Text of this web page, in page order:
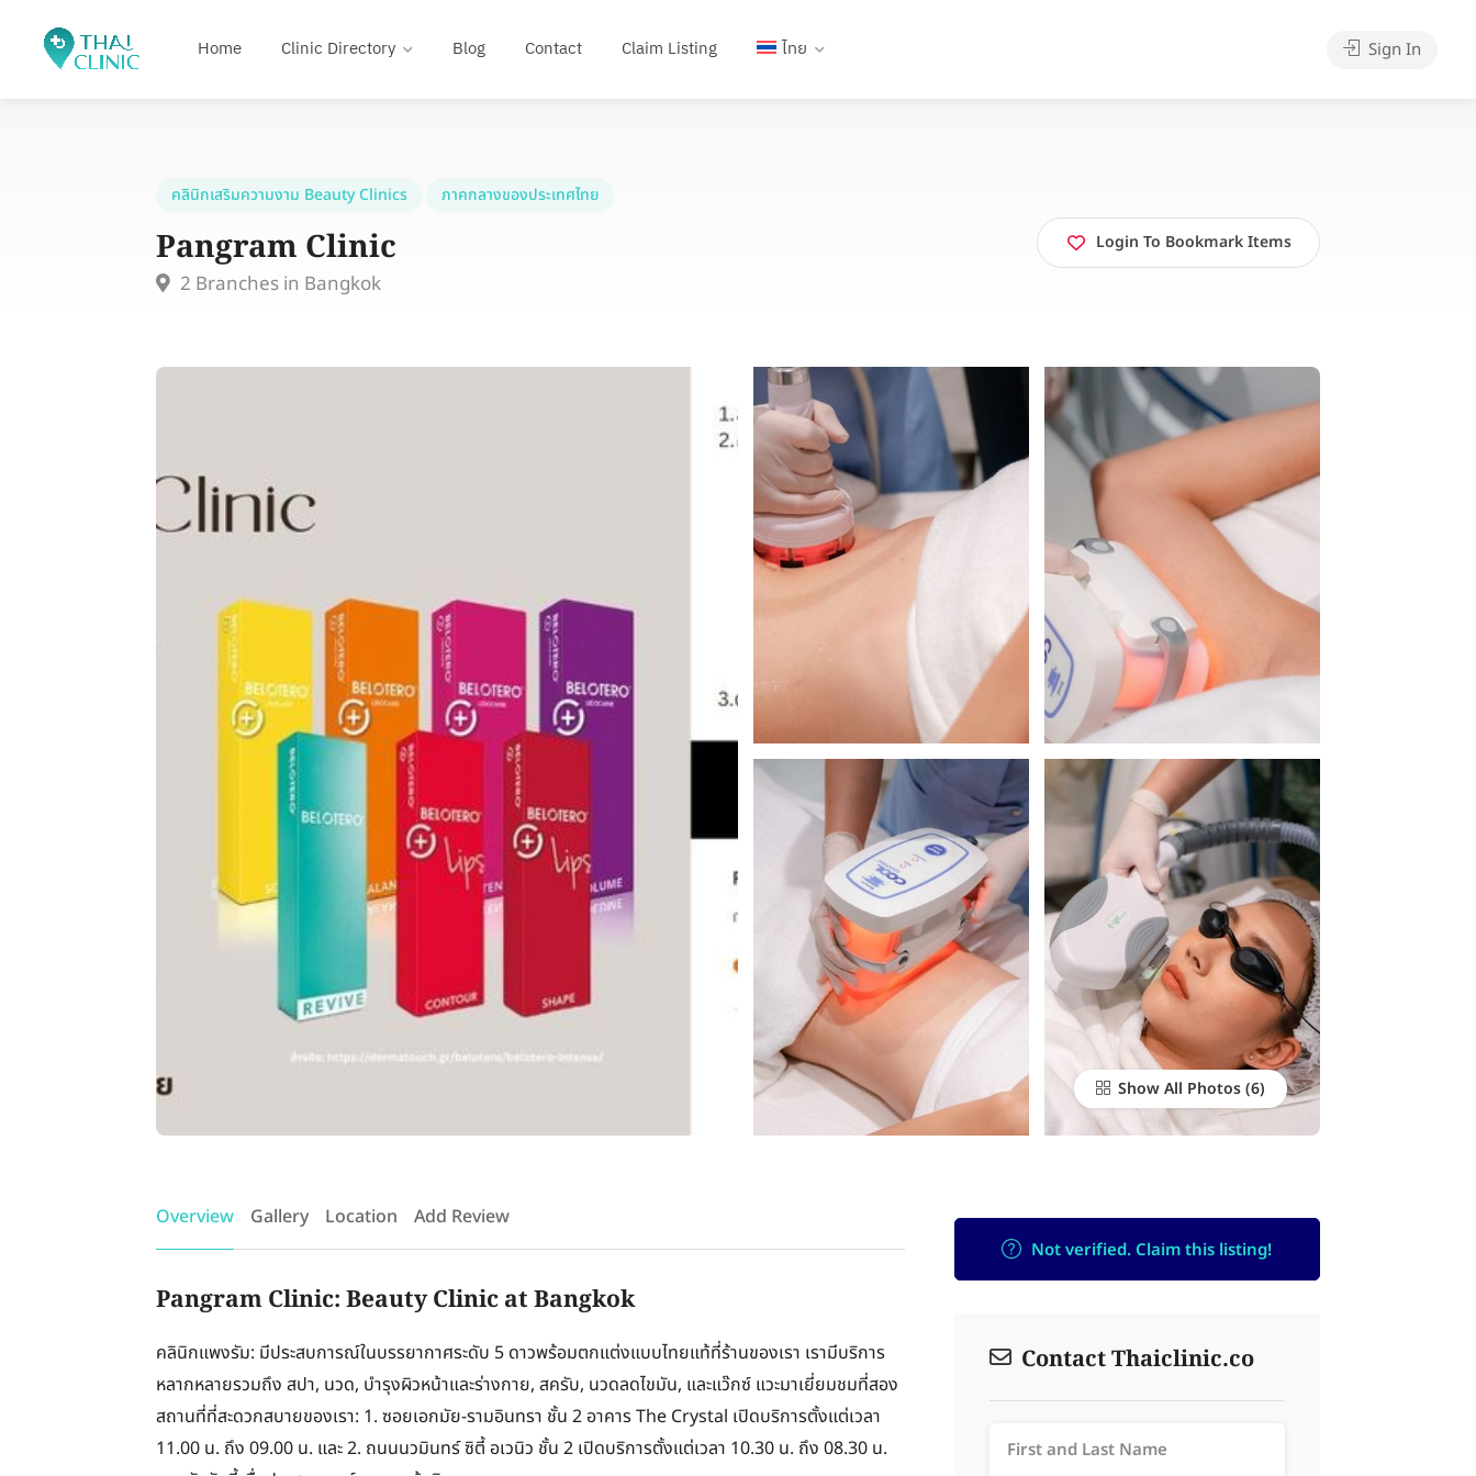
Home Clinic Directory Blog Contact Claim Listing ไทย Sign In
คลินิกเสริมความงาม Beauty Clinics ภาคกลางของประเทศไทย
Pangram Clinic
2 Branches in Bangkok
Login To Bookmark Items
Show All Photos
Overview Gallery Location Add Review
Pangram Clinic: Beauty Clinic at Bangkok
คลินิกแพงรัม: มีประสบการณ์ในบรรยากาศระดับ 5 ดาวพร้อมตกแต่งแบบไทยแท้ที่ร้านของเรา เรามีบริการ
หลากหลายรวมถึง สปา, นวด, บำรุงผิวหน้าและร่างกาย, สครับ, นวดลดไขมัน, และแว๊กซ์ แวะมาเยี่ยมชมที่สอง
สถานที่ที่สะดวกสบายของเรา: 1. ซอยเอกมัย-รามอินทรา ชั้น 2 อาคาร The Crystal เปิดบริการตั้งแต่เวลา
11.00 น. ถึง 09.00 น. และ 2. ถนนนวมินทร์ ซิตี้ อเวนิว ชั้น 2 เปิดบริการตั้งแต่เวลา 10.30 น. ถึง 08.30 น.
Not verified. Claim this listing!
Contact Thaiclinic.co